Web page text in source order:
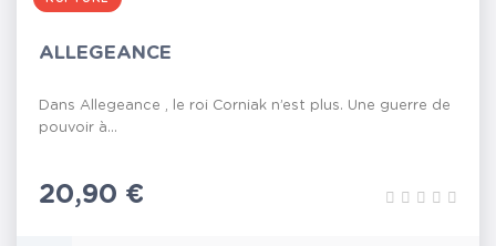
ALLEGEANCE
Dans Allegeance , le roi Corniak n’est plus. Une guerre de
pouvoir à...
Prix
20,90 €